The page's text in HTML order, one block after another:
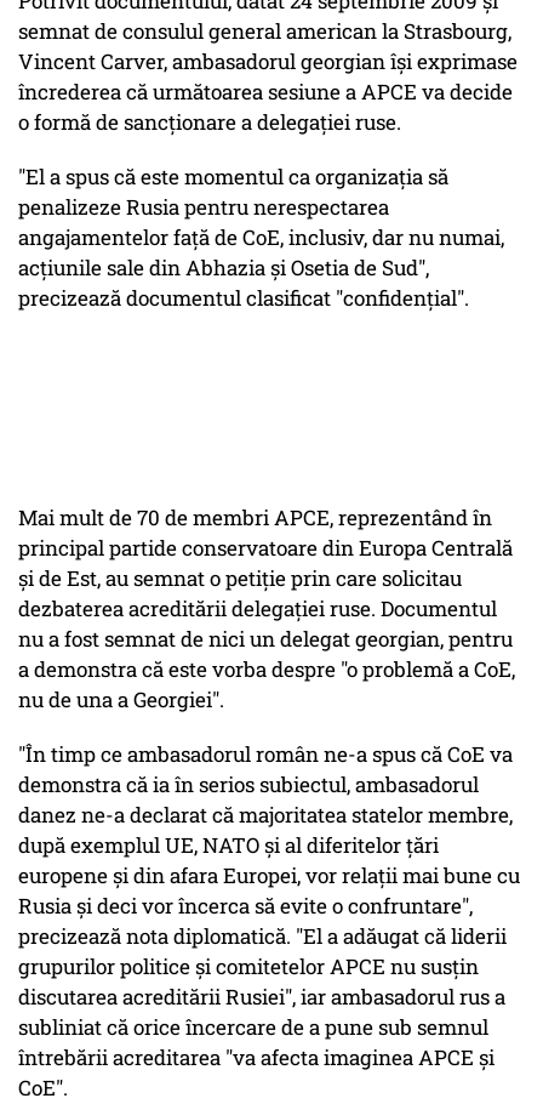
semnat de consulul general american la Strasbourg,
Vincent Carver, ambasadorul georgian îşi exprimase
încrederea că următoarea sesiune a APCE va decide
o formă de sancţionare a delegaţiei ruse.
"El a spus că este momentul ca organizaţia să
penalizeze Rusia pentru nerespectarea
angajamentelor faţă de CoE, inclusiv, dar nu numai,
acţiunile sale din Abhazia şi Osetia de Sud",
precizează documentul clasificat "confidenţial".
Mai mult de 70 de membri APCE, reprezentând în
principal partide conservatoare din Europa Centrală
şi de Est, au semnat o petiţie prin care solicitau
dezbaterea acreditării delegaţiei ruse. Documentul
nu a fost semnat de nici un delegat georgian, pentru
a demonstra că este vorba despre "o problemă a CoE,
nu de una a Georgiei".
"În timp ce ambasadorul român ne-a spus că CoE va
demonstra că ia în serios subiectul, ambasadorul
danez ne-a declarat că majoritatea statelor membre,
după exemplul UE, NATO şi al diferitelor ţări
europene şi din afara Europei, vor relaţii mai bune cu
Rusia şi deci vor încerca să evite o confruntare",
precizează nota diplomatică. "El a adăugat că liderii
grupurilor politice şi comitetelor APCE nu susţin
discutarea acreditării Rusiei", iar ambasadorul rus a
subliniat că orice încercare de a pune sub semnul
întrebării acreditarea "va afecta imaginea APCE şi
CoE".